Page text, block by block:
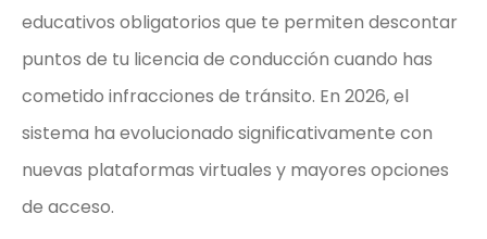
educativos obligatorios que te permiten descontar
puntos de tu licencia de conducción cuando has
cometido infracciones de tránsito. En 2026, el
sistema ha evolucionado significativamente con
nuevas plataformas virtuales y mayores opciones
de acceso.